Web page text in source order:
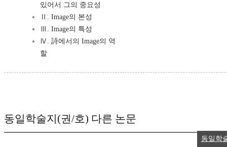
있어서 그의 중요성
Ⅱ. Image의 본성
Ⅲ. Image의 특성
Ⅳ. 詩에서의 Image의 역
할
동일학술지(권/호) 다른 논문
동일학